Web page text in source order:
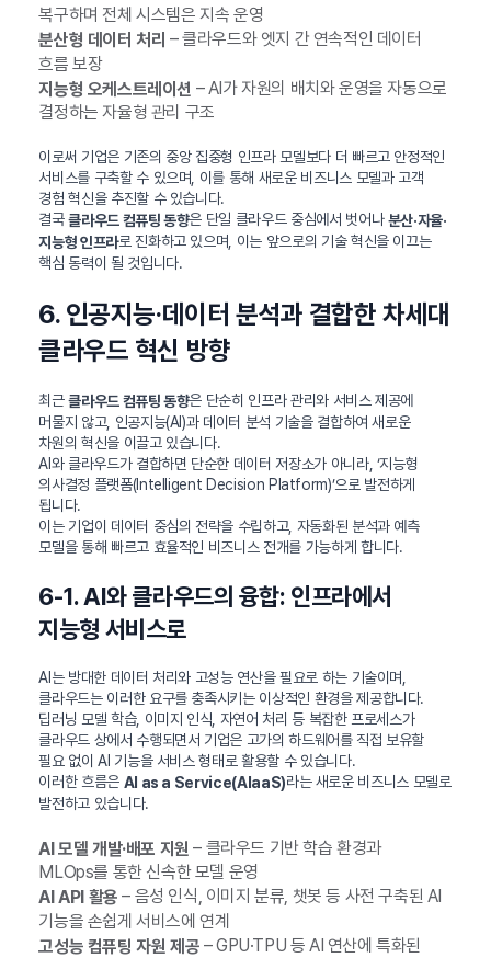
복구하며 전체 시스템은 지속 운영
분산형 데이터 처리 – 클라우드와 엣지 간 연속적인 데이터
흐름 보장
지능형 오케스트레이션 – AI가 자원의 배치와 운영을 자동으로
결정하는 자율형 관리 구조
이로써 기업은 기존의 중앙 집중형 인프라 모델보다 더 빠르고 안정적인
서비스를 구축할 수 있으며, 이를 통해 새로운 비즈니스 모델과 고객
경험 혁신을 추진할 수 있습니다.
결국클라우드 컴퓨팅 동향은 단일 클라우드 중심에서 벗어나분산·자율·
지능형 인프라로 진화하고 있으며, 이는 앞으로의 기술 혁신을 이끄는
핵심 동력이 될 것입니다.
6. 인공지능·데이터 분석과 결합한 차세대
클라우드 혁신 방향
최근클라우드 컴퓨팅 동향은 단순히 인프라 관리와 서비스 제공에
머물지 않고, 인공지능(AI)과 데이터 분석 기술을 결합하여 새로운
차원의 혁신을 이끌고 있습니다.
AI와 클라우드가 결합하면 단순한 데이터 저장소가 아니라, ‘지능형
의사결정 플랫폼(Intelligent Decision Platform)’으로 발전하게
됩니다.
이는 기업이 데이터 중심의 전략을 수립하고, 자동화된 분석과 예측
모델을 통해 빠르고 효율적인 비즈니스 전개를 가능하게 합니다.
6-1. AI와 클라우드의 융합: 인프라에서
지능형 서비스로
AI는 방대한 데이터 처리와 고성능 연산을 필요로 하는 기술이며,
클라우드는 이러한 요구를 충족시키는 이상적인 환경을 제공합니다.
딥러닝 모델 학습, 이미지 인식, 자연어 처리 등 복잡한 프로세스가
클라우드 상에서 수행되면서 기업은 고가의 하드웨어를 직접 보유할
필요 없이 AI 기능을 서비스 형태로 활용할 수 있습니다.
이러한 흐름은 AI as a Service(AIaaS)라는 새로운 비즈니스 모델로
발전하고 있습니다.
AI 모델 개발·배포 지원 – 클라우드 기반 학습 환경과
MLOps를 통한 신속한 모델 운영
AI API 활용 – 음성 인식, 이미지 분류, 챗봇 등 사전 구축된 AI
기능을 손쉽게 서비스에 연계
고성능 컴퓨팅 자원 제공 – GPU·TPU 등 AI 연산에 특화된